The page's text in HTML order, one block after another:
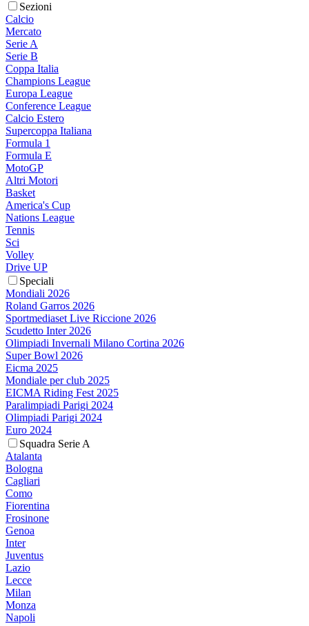
Sezioni
Calcio
Mercato
Serie A
Serie B
Coppa Italia
Champions League
Europa League
Conference League
Calcio Estero
Supercoppa Italiana
Formula 1
Formula E
MotoGP
Altri Motori
Basket
America's Cup
Nations League
Tennis
Sci
Volley
Drive UP
Speciali
Mondiali 2026
Roland Garros 2026
Sportmediaset Live Riccione 2026
Scudetto Inter 2026
Olimpiadi Invernali Milano Cortina 2026
Super Bowl 2026
Eicma 2025
Mondiale per club 2025
EICMA Riding Fest 2025
Paralimpiadi Parigi 2024
Olimpiadi Parigi 2024
Euro 2024
Squadra Serie A
Atalanta
Bologna
Cagliari
Como
Fiorentina
Frosinone
Genoa
Inter
Juventus
Lazio
Lecce
Milan
Monza
Napoli